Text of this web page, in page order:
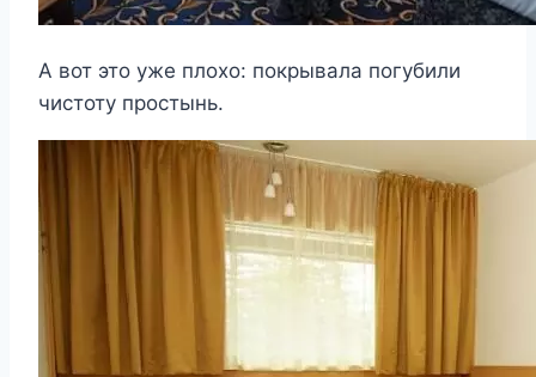
А вот это уже плохо: покрывала погубили
чистоту простынь.